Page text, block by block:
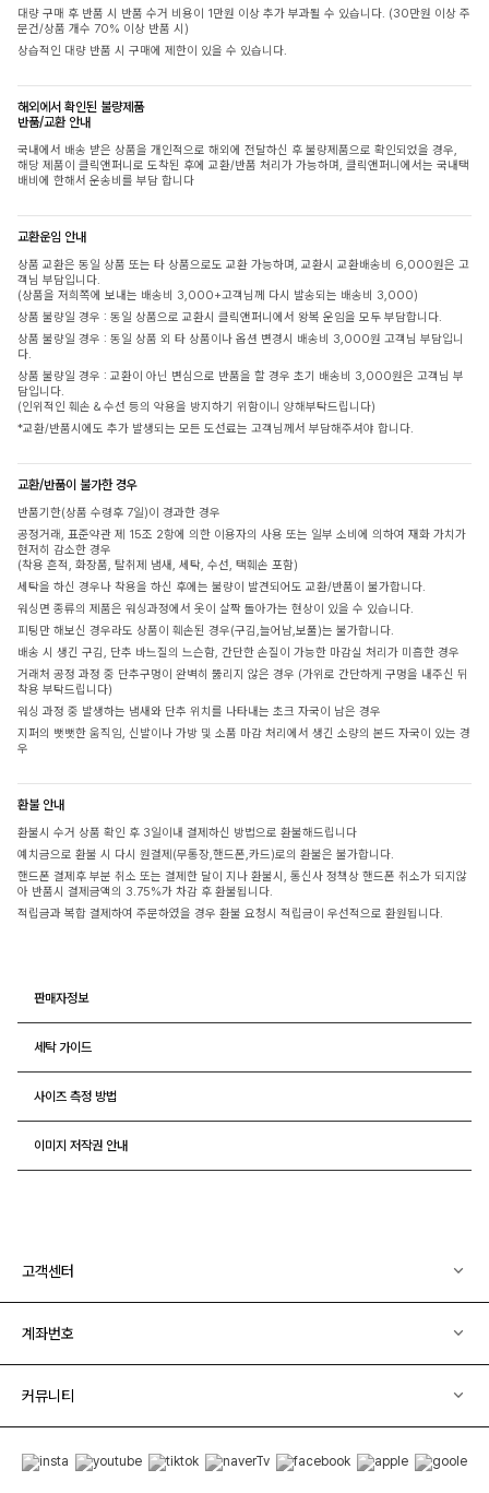
대량 구매 후 반품 시 반품 수거 비용이 1만원 이상 추가 부과될 수 있습니다. (30만원 이상 주
문건/상품 개수 70% 이상 반품 시)
상습적인 대량 반품 시 구매에 제한이 있을 수 있습니다.
해외에서 확인된 불량제품
반품/교환 안내
국내에서 배송 받은 상품을 개인적으로 해외에 전달하신 후 불량제품으로 확인되었을 경우,
해당 제품이 클릭앤퍼니로 도착된 후에 교환/반품 처리가 가능하며, 클릭앤퍼니에서는 국내택
배비에 한해서 운송비를 부담 합니다
교환운임 안내
상품 교환은 동일 상품 또는 타 상품으로도 교환 가능하며, 교환시 교환배송비 6,000원은 고
객님 부담입니다.
(상품을 저희쪽에 보내는 배송비 3,000+고객님께 다시 발송되는 배송비 3,000)
상품 불량일 경우 : 동일 상품으로 교환시 클릭앤퍼니에서 왕복 운임을 모두 부담합니다.
상품 불량일 경우 : 동일 상품 외 타 상품이나 옵션 변경시 배송비 3,000원 고객님 부담입니
다.
상품 불량일 경우 : 교환이 아닌 변심으로 반품을 할 경우 초기 배송비 3,000원은 고객님 부
담입니다.
(인위적인 훼손 & 수선 등의 악용을 방지하기 위함이니 양해부탁드립니다)
*교환/반품시에도 추가 발생되는 모든 도선료는 고객님께서 부담해주셔야 합니다.
교환/반품이 불가한 경우
반품기한(상품 수령후 7일)이 경과한 경우
공정거래, 표준약관 제 15조 2항에 의한 이용자의 사용 또는 일부 소비에 의하여 재화 가치가
현저히 감소한 경우
(착용 흔적, 화장품, 탈취제 냄새, 세탁, 수선, 택훼손 포함)
세탁을 하신 경우나 착용을 하신 후에는 불량이 발견되어도 교환/반품이 불가합니다.
워싱면 종류의 제품은 워싱과정에서 옷이 살짝 돌아가는 현상이 있을 수 있습니다.
피팅만 해보신 경우라도 상품이 훼손된 경우(구김,늘어남,보풀)는 불가합니다.
배송 시 생긴 구김, 단추 바느질의 느슨함, 간단한 손질이 가능한 마감실 처리가 미흡한 경우
거래처 공정 과정 중 단추구멍이 완벽히 뚫리지 않은 경우 (가위로 간단하게 구멍을 내주신 뒤
착용 부탁드립니다)
워싱 과정 중 발생하는 냄새와 단추 위치를 나타내는 초크 자국이 남은 경우
지퍼의 뻣뻣한 움직임, 신발이나 가방 및 소품 마감 처리에서 생긴 소량의 본드 자국이 있는 경
우
환불 안내
환불시 수거 상품 확인 후 3일이내 결제하신 방법으로 환불해드립니다
예치금으로 환불 시 다시 원결제(무통장,핸드폰,카드)로의 환불은 불가합니다.
핸드폰 결제후 부분 취소 또는 결제한 달이 지나 환불시, 통신사 정책상 핸드폰 취소가 되지않
아 반품시 결제금액의 3.75%가 차감 후 환불됩니다.
적립금과 복합 결제하여 주문하였을 경우 환불 요청시 적립금이 우선적으로 환원됩니다.
판매자정보
세탁 가이드
사이즈 측정 방법
이미지 저작권 안내
고객센터
계좌번호
커뮤니티